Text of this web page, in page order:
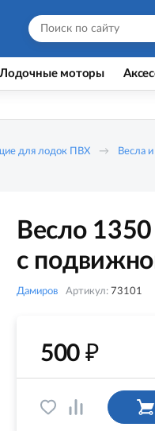
Лодочные моторы
для лодок ПВХ Весла
Весло
с
Дамиров Артикул: 73101
500 ₽